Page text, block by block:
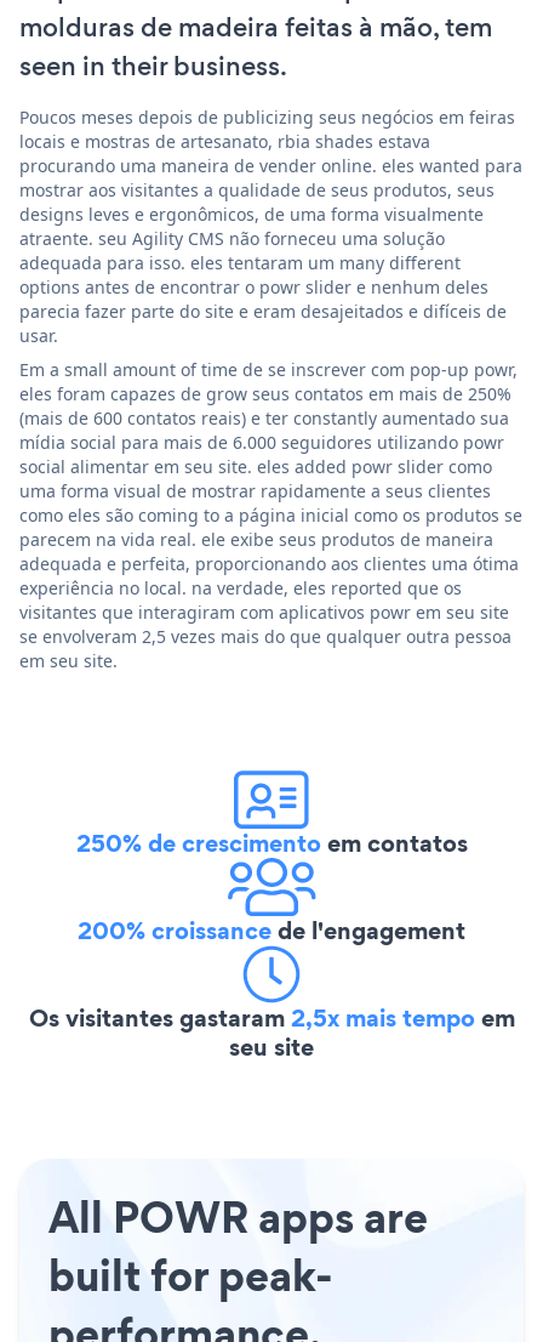
molduras de madeira feitas à mão, tem
seen in their business.
Poucos meses depois de publicizing seus negócios em feiras
locais e mostras de artesanato, rbia shades estava
procurando uma maneira de vender online. eles wanted para
mostrar aos visitantes a qualidade de seus produtos, seus
designs leves e ergonômicos, de uma forma visualmente
atraente. seu Agility CMS não forneceu uma solução
adequada para isso. eles tentaram um many different
options antes de encontrar o powr slider e nenhum deles
parecia fazer parte do site e eram desajeitados e difíceis de
usar.
Em a small amount of time de se inscrever com pop-up powr,
eles foram capazes de grow seus contatos em mais de 250%
(mais de 600 contatos reais) e ter constantly aumentado sua
mídia social para mais de 6.000 seguidores utilizando powr
social alimentar em seu site. eles added powr slider como
uma forma visual de mostrar rapidamente a seus clientes
como eles são coming to a página inicial como os produtos se
parecem na vida real. ele exibe seus produtos de maneira
adequada e perfeita, proporcionando aos clientes uma ótima
experiência no local. na verdade, eles reported que os
visitantes que interagiram com aplicativos powr em seu site
se envolveram 2,5 vezes mais do que qualquer outra pessoa
em seu site.
250% de crescimentoem contatos
200% croissancede l'engagement
Os visitantes gastaram2,5x mais tempoem
seu site
All POWR apps are
built for peak-